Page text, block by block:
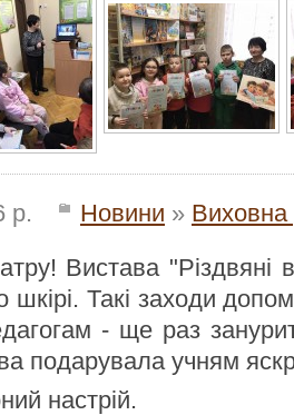
р. Новини » Виховна
Вистава "Різдвяні
Такі заходи
- ще раз
подарувала учням
настрій.